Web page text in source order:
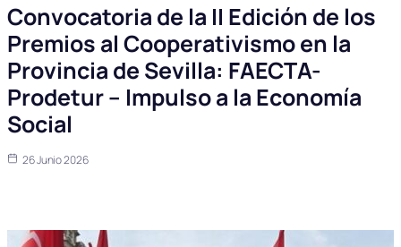
Convocatoria de la II Edición de los
Premios al Cooperativismo en la
Provincia de Sevilla: FAECTA-
Prodetur – Impulso a la Economía
Social
26 Junio 2026